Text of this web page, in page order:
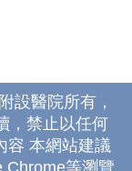
設醫院所有，
，禁止以任何
容 本網站建議
Chrome等瀏覽